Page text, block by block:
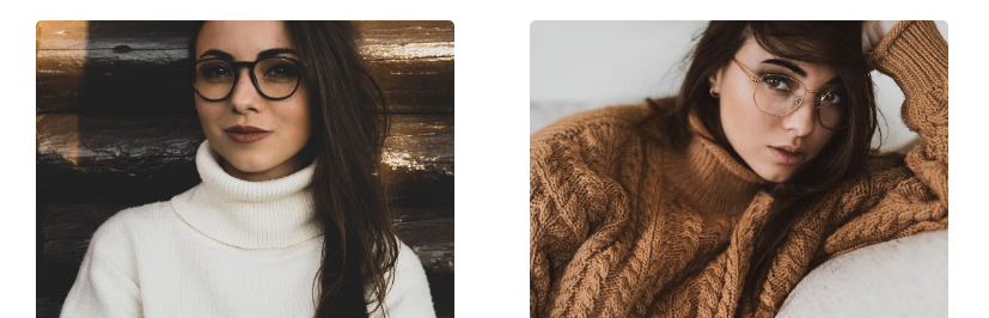
Тегло:
195 гр.
Регулируеми подложки за нос:
Да
Клип-он:
Не
Аксесоари
Да
Кърпичка за почистване:
Други
Пол:
Мъжки